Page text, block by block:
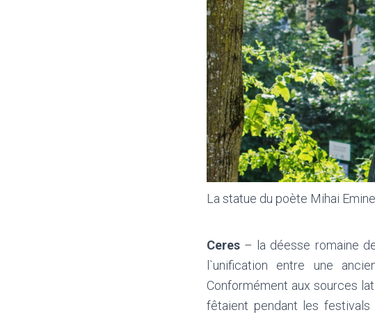
La statue du poète Mihai
Ceres – la déesse romaine
l`unification entre une
Conformément aux sources
fêtaient pendant les festivals